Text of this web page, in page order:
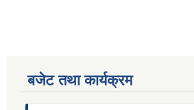
बजेट तथा कार्यक्रम